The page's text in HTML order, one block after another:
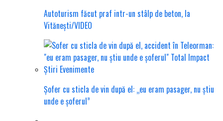
Autoturism făcut praf intr-un stâlp de beton, la
Vitănești/VIDEO
Șofer cu sticla de vin după el: „eu eram pasager, nu știu
unde e șoferul”